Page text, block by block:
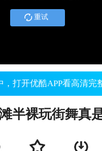
重试
，打开优酷APP看高清完